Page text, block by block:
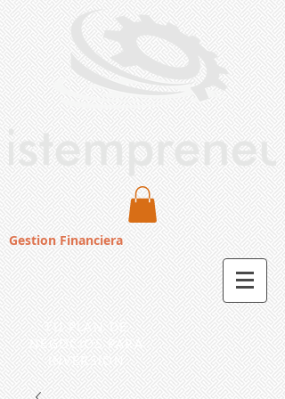
TU PLAN DE
NEGOCIOS PARA
INVERSION
Gestion Financiera